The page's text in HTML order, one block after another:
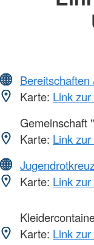
Karte: Link
Gemeinschaft
Karte: Link
Karte: Link
Karte: Link